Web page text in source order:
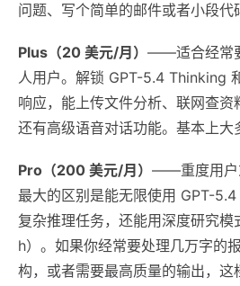
问题、写个简单的邮件或者小段代
Plus（20 美元/月） ——适合经常
人用户。解锁 GPT-5.4 Thinking
响应，能上传文件分析、联网查资
还有高级语音对话功能。基本上大
Pro（200 美元/月） ——重度用户
最大的区别是能无限使用 GPT-
复杂推理任务，还能用深度研究
h）。如果你经常要处理几万字的
构，或者需要最高质量的输出，这